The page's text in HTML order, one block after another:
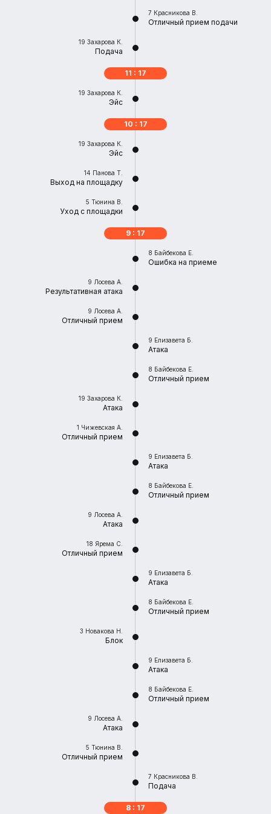
7 Красникова В.
Отличный прием подачи
19 Захарова К.
Подача
11 : 17
19 Захарова К.
Эйс
10 : 17
19 Захарова К.
Эйс
14 Панова Т.
Выход на площадку
5 Тюнина В.
Уход с площадки
9 : 17
8 Байбекова Е.
Ошибка на приеме
9 Лосева А.
Результативная атака
9 Лосева А.
Отличный прием
9 Елизавета Б.
Атака
8 Байбекова Е.
Отличный прием
19 Захарова К.
Атака
1 Чижевская А.
Отличный прием
9 Елизавета Б.
Атака
8 Байбекова Е.
Отличный прием
9 Лосева А.
Атака
18 Ярема С.
Отличный прием
9 Елизавета Б.
Атака
8 Байбекова Е.
Отличный прием
3 Новакова Н.
Блок
9 Елизавета Б.
Атака
8 Байбекова Е.
Отличный прием
9 Лосева А.
Атака
5 Тюнина В.
Отличный прием
7 Красникова В.
Подача
8 : 17